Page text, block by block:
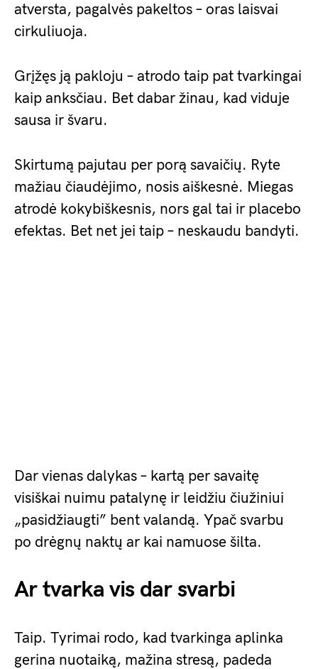
atversta, pagalvės pakeltos – oras laisvai
cirkuliuoja.
Grįžęs ją pakloju – atrodo taip pat tvarkingai
kaip anksčiau. Bet dabar žinau, kad viduje
sausa ir švaru.
Skirtumą pajutau per porą savaičių. Ryte
mažiau čiaudėjimo, nosis aiškesnė. Miegas
atrodė kokybiškesnis, nors gal tai ir placebo
efektas. Bet net jei taip – neskaudu bandyti.
Dar vienas dalykas – kartą per savaitę
visiškai nuimu patalynę ir leidžiu čiužiniui
„pasidžiaugti” bent valandą. Ypač svarbu
po drėgnų naktų ar kai namuose šilta.
Ar tvarka vis dar svarbi
Taip. Tyrimai rodo, kad tvarkinga aplinka
gerina nuotaiką, mažina stresą, padeda